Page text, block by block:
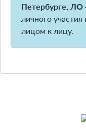
Петербурге, ЛО
личного
лицом к лицу.